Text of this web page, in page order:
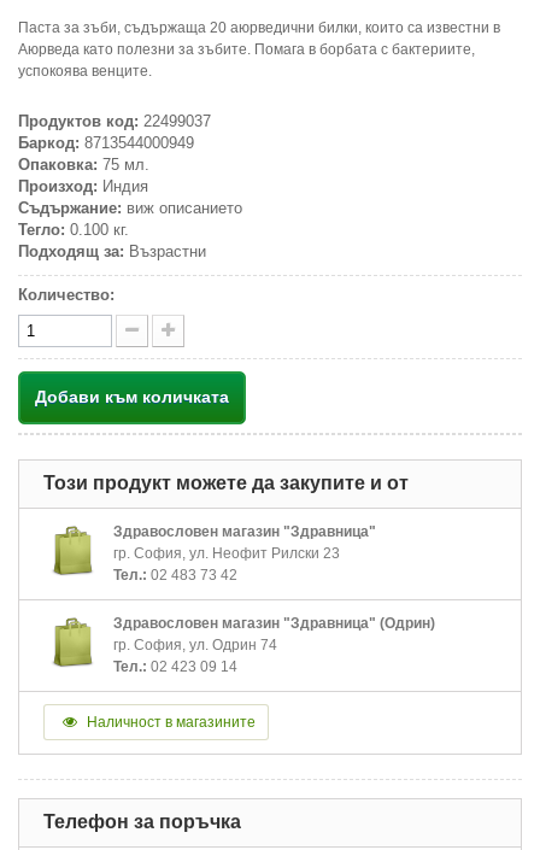
Паста за зъби, съдържаща 20 аюрведични билки, които са известни в
Аюрведа като полезни за зъбите. Помага в борбата с бактериите,
успокоява венците.
Продуктов код: 22499037
Баркод: 8713544000949
Опаковка: 75 мл.
Произход: Индия
Съдържание: виж описанието
Тегло: 0.100 кг.
Подходящ за: Възрастни
Количество:
Добави към количката
Този продукт можете да закупите и от
Здравословен магазин "Здравница"
гр. София, ул. Неофит Рилски 23
Тел.: 02 483 73 42
Здравословен магазин "Здравница" (Одрин)
гр. София, ул. Одрин 74
Тел.: 02 423 09 14
Наличност в магазините
Телефон за поръчка